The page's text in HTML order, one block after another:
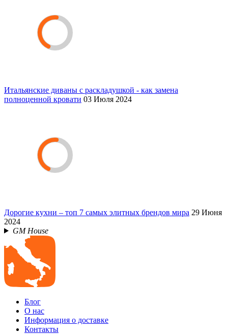
Итальянские диваны с раскладушкой - как замена
полноценной кровати 03 Июля 2024
Дорогие кухни – топ 7 самых элитных брендов мира 29 Июня
2024
GM House
Блог
О нас
Информация о доставке
Контакты